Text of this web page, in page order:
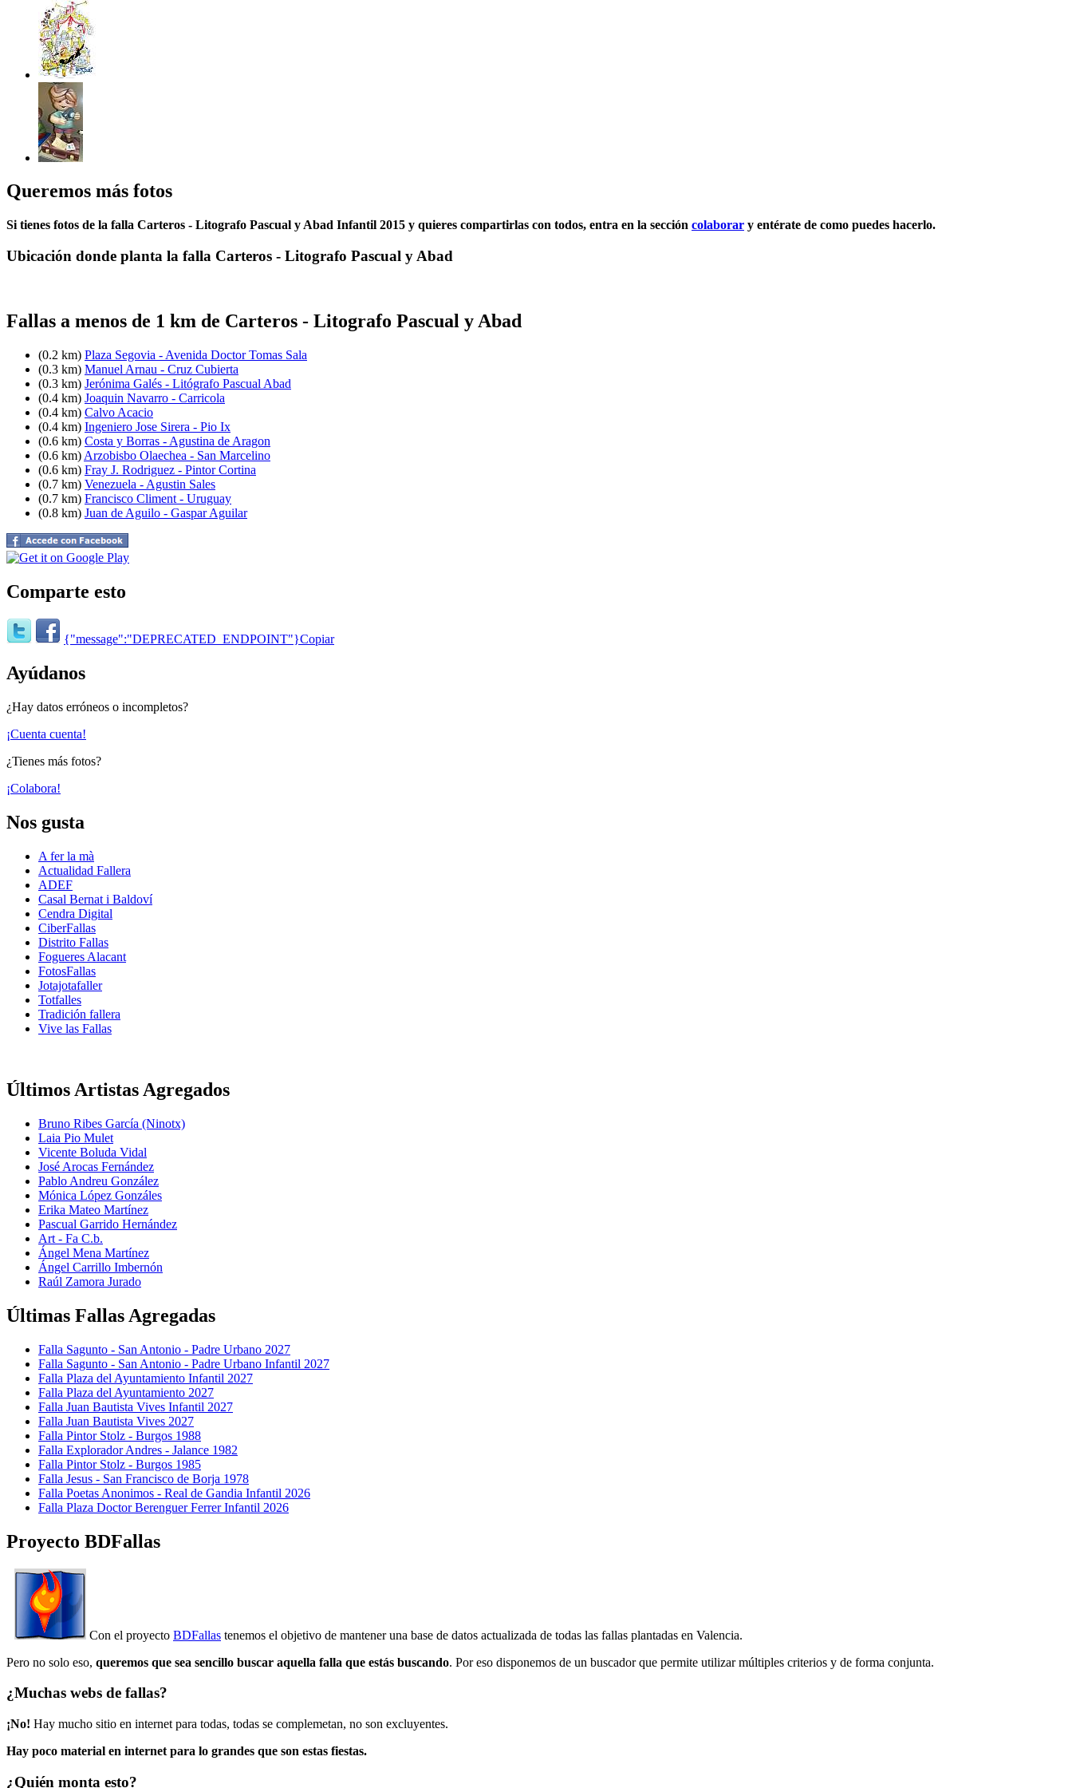
Queremos más fotos
Si tienes fotos de la falla Carteros - Litografo Pascual y Abad Infantil 2015 y quieres compartirlas con todos, entra en la sección colaborar y entérate de como puedes hacerlo.
Ubicación donde planta la falla Carteros - Litografo Pascual y Abad
Fallas a menos de 1 km de Carteros - Litografo Pascual y Abad
(0.2 km) Plaza Segovia - Avenida Doctor Tomas Sala
(0.3 km) Manuel Arnau - Cruz Cubierta
(0.3 km) Jerónima Galés - Litógrafo Pascual Abad
(0.4 km) Joaquin Navarro - Carricola
(0.4 km) Calvo Acacio
(0.4 km) Ingeniero Jose Sirera - Pio Ix
(0.6 km) Costa y Borras - Agustina de Aragon
(0.6 km) Arzobisbo Olaechea - San Marcelino
(0.6 km) Fray J. Rodriguez - Pintor Cortina
(0.7 km) Venezuela - Agustin Sales
(0.7 km) Francisco Climent - Uruguay
(0.8 km) Juan de Aguilo - Gaspar Aguilar
Comparte esto
{"message":"DEPRECATED_ENDPOINT"}Copiar
Ayúdanos
¿Hay datos erróneos o incompletos?
¡Cuenta cuenta!
¿Tienes más fotos?
¡Colabora!
Nos gusta
A fer la mà
Actualidad Fallera
ADEF
Casal Bernat i Baldoví
Cendra Digital
CiberFallas
Distrito Fallas
Fogueres Alacant
FotosFallas
Jotajotafaller
Totfalles
Tradición fallera
Vive las Fallas
Últimos Artistas Agregados
Bruno Ribes García (Ninotx)
Laia Pio Mulet
Vicente Boluda Vidal
José Arocas Fernández
Pablo Andreu González
Mónica López Gonzáles
Erika Mateo Martínez
Pascual Garrido Hernández
Art - Fa C.b.
Ángel Mena Martínez
Ángel Carrillo Imbernón
Raúl Zamora Jurado
Últimas Fallas Agregadas
Falla Sagunto - San Antonio - Padre Urbano 2027
Falla Sagunto - San Antonio - Padre Urbano Infantil 2027
Falla Plaza del Ayuntamiento Infantil 2027
Falla Plaza del Ayuntamiento 2027
Falla Juan Bautista Vives Infantil 2027
Falla Juan Bautista Vives 2027
Falla Pintor Stolz - Burgos 1988
Falla Explorador Andres - Jalance 1982
Falla Pintor Stolz - Burgos 1985
Falla Jesus - San Francisco de Borja 1978
Falla Poetas Anonimos - Real de Gandia Infantil 2026
Falla Plaza Doctor Berenguer Ferrer Infantil 2026
Proyecto BDFallas
Con el proyecto BDFallas tenemos el objetivo de mantener una base de datos actualizada de todas las fallas plantadas en Valencia.
Pero no solo eso, queremos que sea sencillo buscar aquella falla que estás buscando. Por eso disponemos de un buscador que permite utilizar múltiples criterios y de forma conjunta.
¿Muchas webs de fallas?
¡No! Hay mucho sitio en internet para todas, todas se complemetan, no son excluyentes.
Hay poco material en internet para lo grandes que son estas fiestas.
¿Quién monta esto?